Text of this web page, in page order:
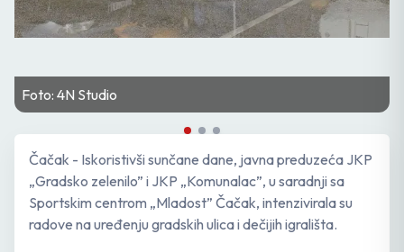
Foto: 4N Studio
Čačak - Iskoristivši sunčane dane, javna preduzeća JKP
„Gradsko zelenilo” i JKP „Komunalac”, u saradnji sa
Sportskim centrom „Mladost” Čačak, intenzivirala su
radove na uređenju gradskih ulica i dečijih igrališta.